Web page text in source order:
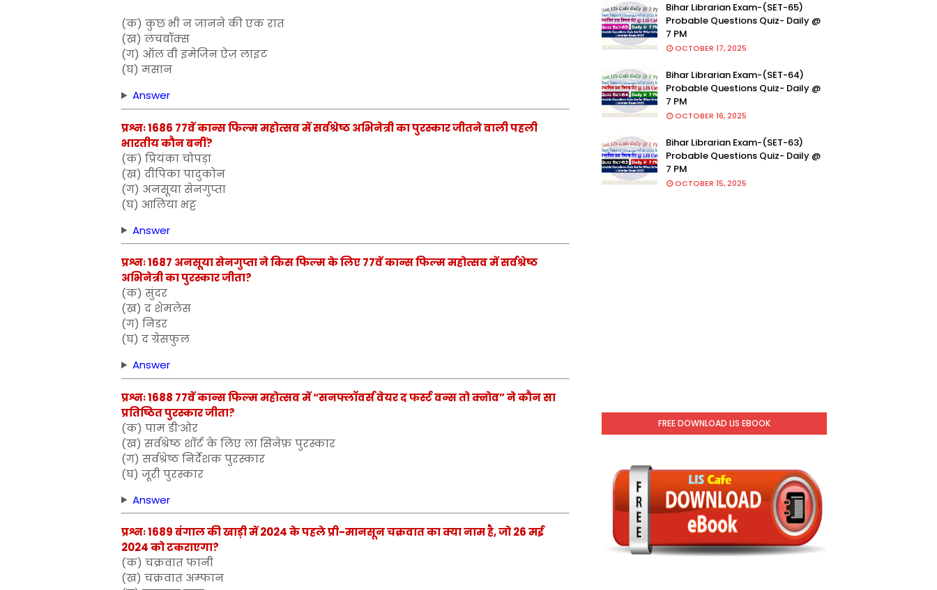
(क) कुछ भी न जानने की एक रात
(ख) लंचबॉक्स
(ग) ऑल वी इमेजिन ऐज़ लाइट
(घ) मसान
Answer
प्रश्नः 1686 77वें कान्स फिल्म महोत्सव में सर्वश्रेष्ठ अभिनेत्री का पुरस्कार जीतने वाली पहली
भारतीय कौन बनीं?
(क) प्रियंका चोपड़ा
(ख) दीपिका पादुकोन
(ग) अनसूया सेनगुप्ता
(घ) आलिया भट्ट
Answer
प्रश्नः 1687 अनसूया सेनगुप्ता ने किस फिल्म के लिए 77वें कान्स फिल्म महोत्सव में सर्वश्रेष्ठ
अभिनेत्री का पुरस्कार जीता?
(क) सुंदर
(ख) द शेमलेस
(ग) निडर
(घ) द ग्रेसफुल
Answer
प्रश्नः 1688 77वें कान्स फिल्म महोत्सव में “सनफ्लॉवर्स वेयर द फर्स्ट वन्स तो क्नोव” ने कौन सा
प्रतिष्ठित पुरस्कार जीता?
(क) पाम डी’ओर
(ख) सर्वश्रेष्ठ शॉर्ट के लिए ला सिनेफ़ पुरस्कार
(ग) सर्वश्रेष्ठ निर्देशक पुरस्कार
(घ) जूरी पुरस्कार
Answer
प्रश्नः 1689 बंगाल की खाड़ी में 2024 के पहले प्री-मानसून चक्रवात का क्या नाम है, जो 26 मई
2024 को टकराएगा?
(क) चक्रवात फानी
(ख) चक्रवात अम्फान
Bihar Librarian Exam-(SET-65)
Probable Questions Quiz- Daily @
7 PM
OCTOBER 17, 2025
Bihar Librarian Exam-(SET-64)
Probable Questions Quiz- Daily @
7 PM
OCTOBER 16, 2025
Bihar Librarian Exam-(SET-63)
Probable Questions Quiz- Daily @
7 PM
OCTOBER 15, 2025
FREE DOWNLOAD LIS EBOOK